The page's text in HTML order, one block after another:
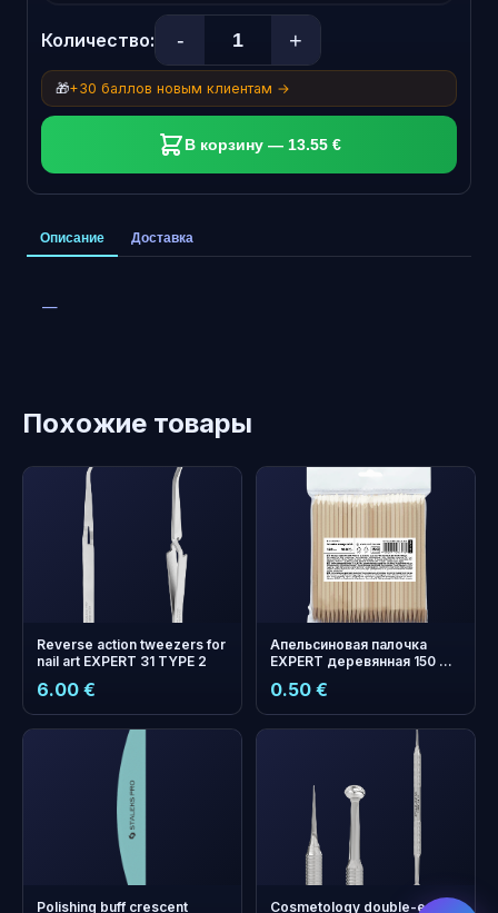
Количество: - +
🎁+30 баллов новым клиентам →
В корзину — 13.55 €
Описание Доставка
—
Похожие товары
Reverse аction tweezers for
nail art EXPERT 31 TYPE 2
6.00 €
Апельсиновая палочка
EXPERT деревянная 150 мм
0.50 €
Polishing buff crescent Cosmetology double-ended
бонусных